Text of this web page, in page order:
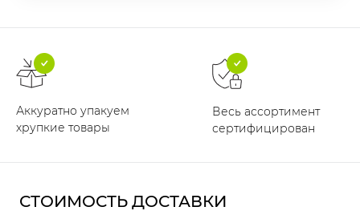
Аккуратно упакуем
хрупкие товары
Весь ассортимент
сертифицирован
СТОИМОСТЬ ДОСТАВКИ